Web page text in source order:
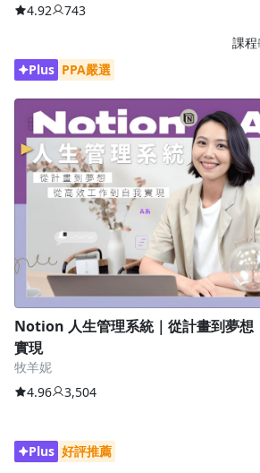
4.92
743
課程
Plus PPA嚴選
Notion 人生管理系統｜從計畫到夢想
實現
牧羊妮
4.96
3,504
Plus 好評推薦